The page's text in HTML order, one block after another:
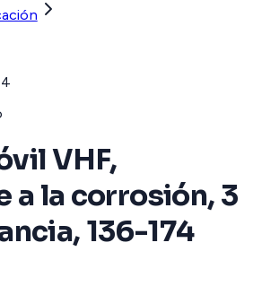
VHF,
a la corrosión, 3
136-174